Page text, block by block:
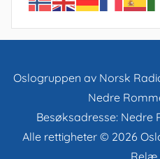
Oslogruppen av Norsk
Nedre
Besøksadresse: Nedre
Alle rettigheter © 2026
Relæ